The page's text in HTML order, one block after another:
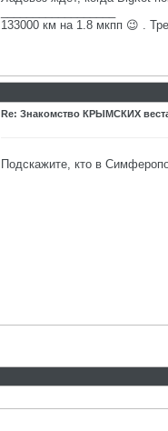
133000 км на 1.8 мкпп 😉 .
Re: Знакомство КРЫМСКИХ
Подскажите, кто в